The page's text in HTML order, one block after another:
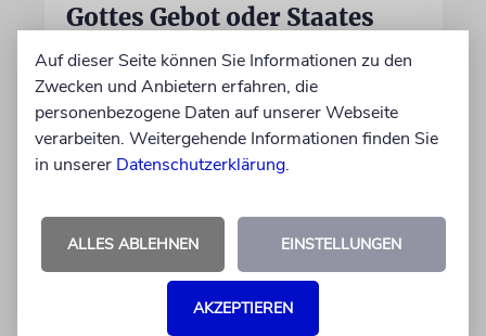
Gottes Gebot oder Staates
Gesetz?
Ein talmudisches Prinzip besagt, dass sich
fromme Juden auch an das Gesetz ihres
Landes halten müssen. Doch was geschieht,
wenn dies mit den Pflichten der Religion
von Rabbiner Daniel Fabian
07.08.2026
Auf dieser Seite können Sie Informationen zu den
Zwecken und Anbietern erfahren, die
personenbezogene Daten auf unserer Webseite
verarbeiten. Weitergehende Informationen finden Sie
in unserer Datenschutzerklärung.
ALLES ABLEHNEN EINSTELLUNGEN
AKZEPTIEREN